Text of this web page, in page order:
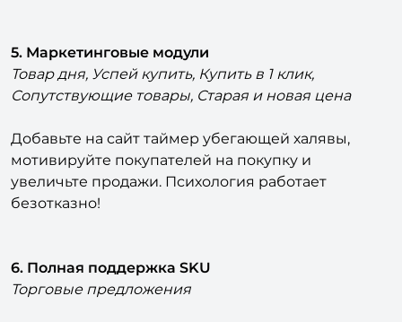
5. Маркетинговые модули
Товар дня, Успей купить, Купить в 1 клик,
Сопутствующие товары, Старая и новая цена
Добавьте на сайт таймер убегающей халявы,
мотивируйте покупателей на покупку и
увеличьте продажи. Психология работает
безотказно!
6. Полная поддержка SKU
Торговые предложения